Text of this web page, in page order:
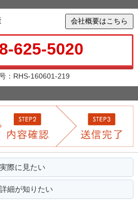
会社概要はこちら
625-5020
：RHS-160601-219
際に見たい
細が知りたい